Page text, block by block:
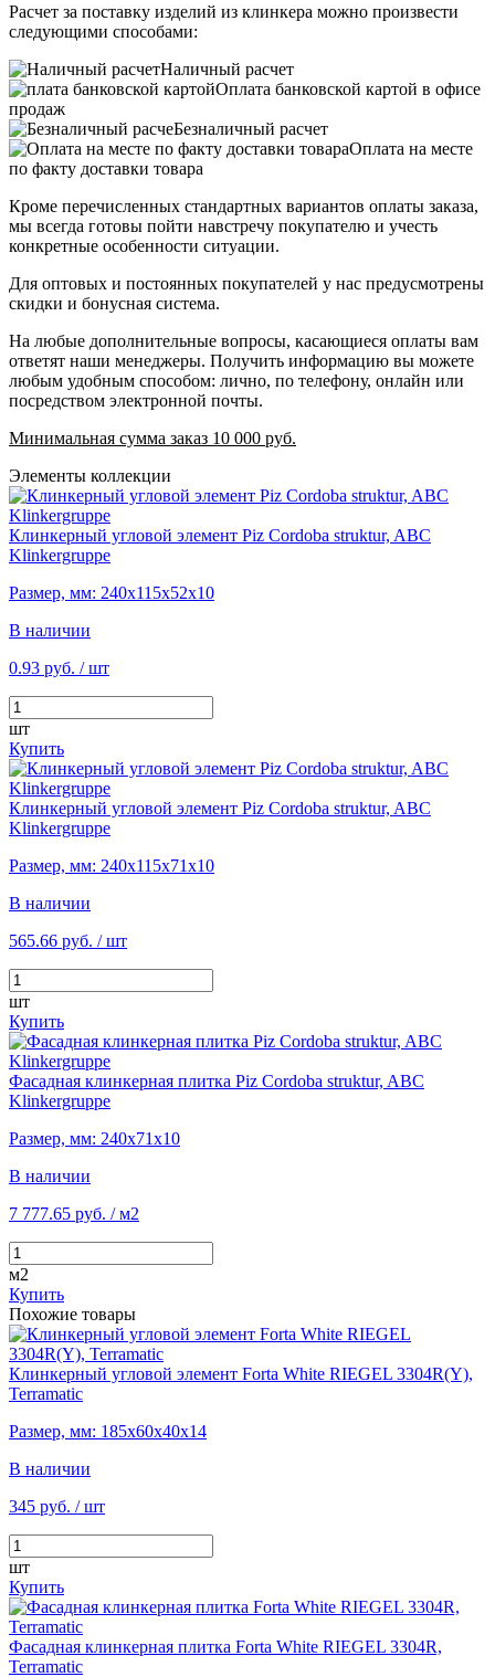
Расчет за поставку изделий из клинкера можно произвести
следующими способами:
Наличный расчет
Оплата банковской картой в офисе
продаж
Безналичный расчет
Оплата на месте
по факту доставки товара
Кроме перечисленных стандартных вариантов оплаты заказа,
мы всегда готовы пойти навстречу покупателю и учесть
конкретные особенности ситуации.
Для оптовых и постоянных покупателей у нас предусмотрены
скидки и бонусная система.
На любые дополнительные вопросы, касающиеся оплаты вам
ответят наши менеджеры. Получить информацию вы можете
любым удобным способом: лично, по телефону, онлайн или
посредством электронной почты.
Минимальная сумма заказ 10 000 руб.
Элементы коллекции
Клинкерный угловой элемент Piz Cordoba struktur, ABC
Klinkergruppe
Размер, мм: 240х115х52х10
В наличии
0.93 руб. / шт
шт
Купить
Клинкерный угловой элемент Piz Cordoba struktur, ABC
Klinkergruppe
Размер, мм: 240х115х71х10
В наличии
565.66 руб. / шт
шт
Купить
Фасадная клинкерная плитка Piz Cordoba struktur, ABC
Klinkergruppe
Размер, мм: 240х71х10
В наличии
7 777.65 руб. / м2
м2
Купить
Похожие товары
Клинкерный угловой элемент Forta White RIEGEL 3304R(Y),
Terramatic
Размер, мм: 185х60х40х14
В наличии
345 руб. / шт
шт
Купить
Фасадная клинкерная плитка Forta White RIEGEL 3304R,
Terramatic